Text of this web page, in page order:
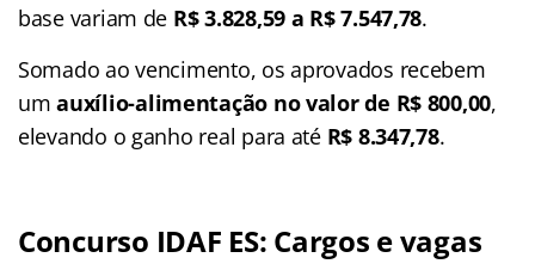
base variam de R$ 3.828,59 a R$ 7.547,78.
Somado ao vencimento, os aprovados recebem
umauxílio-alimentação no valor de R$ 800,00,
elevando o ganho real para até R$ 8.347,78.
Concurso IDAF ES: Cargos e vagas